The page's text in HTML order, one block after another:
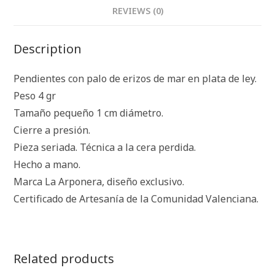
REVIEWS (0)
Description
Pendientes con palo de erizos de mar en plata de ley.
Peso 4 gr
Tamaño pequeño 1 cm diámetro.
Cierre a presión.
Pieza seriada. Técnica a la cera perdida.
Hecho a mano.
Marca La Arponera, diseño exclusivo.
Certificado de Artesanía de la Comunidad Valenciana.
Related products